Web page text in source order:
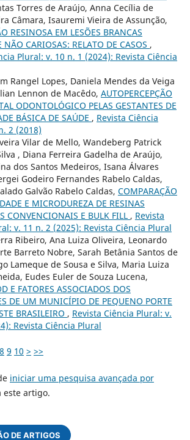
Torres de Araújo, Anna Cecília de
Câmara, Isauremi Vieira de Assunção,
RESINOSA EM LESÕES BRANCAS
NÃO CARIOSAS: RELATO DE CASOS ,
Plural: v. 10 n. 1 (2024): Revista Ciência
Rangel Lopes, Daniela Mendes da Veiga
Lennon de Macêdo, AUTOPERCEPÇÃO
ODONTOLÓGICO PELAS GESTANTES DE
BÁSICA DE SAÚDE , Revista Ciência
2 (2018)
Vilar de Mello, Wandeberg Patrick
, Diana Ferreira Gadelha de Araújo,
dos Santos Medeiros, Isana Álvares
Godeiro Fernandes Rabelo Caldas,
Galvão Rabelo Caldas, COMPARAÇÃO
E MICRODUREZA DE RESINAS
CONVENCIONAIS E BULK FILL , Revista
v. 11 n. 2 (2025): Revista Ciência Plural
Ribeiro, Ana Luiza Oliveira, Leonardo
Barreto Nobre, Sarah Betânia Santos de
Lameque de Sousa e Silva, Maria Luiza
Eudes Euler de Souza Lucena,
E FATORES ASSOCIADOS DOS
DE UM MUNICÍPIO DE PEQUENO PORTE
BRASILEIRO , Revista Ciência Plural: v.
Revista Ciência Plural
8 9 10 > >>
iniciar uma pesquisa avançada por
artigo.